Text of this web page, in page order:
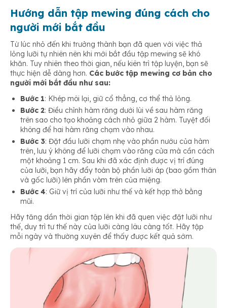
Hướng dẫn tập mewing đúng cách cho
người mới bắt đầu
Từ lúc nhỏ đến khi trưởng thành bạn đã quen với việc thả
lỏng lưỡi tự nhiên nên khi mới bắt đầu tập mewing sẽ khó
khăn. Tuy nhiên theo thời gian, nếu kiên trì tập luyện, bạn sẽ
thực hiện dễ dàng hơn. Các bước tập mewing cơ bản cho
người mới bắt đầu như sau:
Bước 1: Khép môi lại, giữ cổ thẳng, cơ thể thả lỏng.
Bước 2: Điều chỉnh hàm răng dưới lùi về sau hàm răng
trên sao cho tạo khoảng cách nhỏ giữa 2 hàm. Tuyệt đối
không để hai hàm răng chạm vào nhau.
Bước 3: Đặt đầu lưỡi chạm nhẹ vào phần nướu của hàm
trên, lưu ý không để lưỡi chạm vào răng cửa mà cần cách
một khoảng 1 cm. Sau khi đã xác định được vị trí đúng
của lưỡi, bạn hãy đẩy toàn bộ phần lưỡi áp (bao gồm thân
và gốc lưỡi) lên phần vòm trên của miệng.
Bước 4: Giữ vị trí của lưỡi như thế và kết hợp thở bằng
mũi.
Hãy tăng dần thời gian tập lên khi đã quen việc đặt lưỡi như
thế, duy trì tư thế này của lưỡi càng lâu càng tốt. Hãy tập
mỗi ngày và thường xuyên để thấy được kết quả sớm.